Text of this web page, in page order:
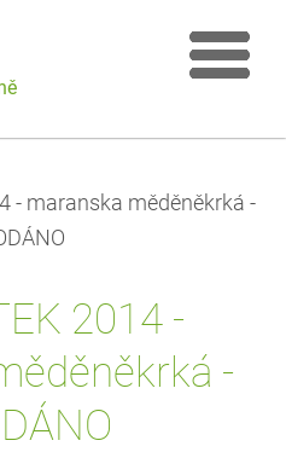
- maranska měděněkrká -
2014 -
-